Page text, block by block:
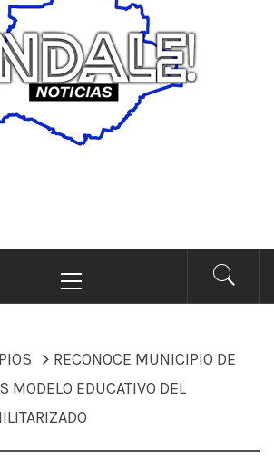
NOTICIAS
Noticias
principal
RECONOCE MUNICIPIO DE
MODELO EDUCATIVO DEL